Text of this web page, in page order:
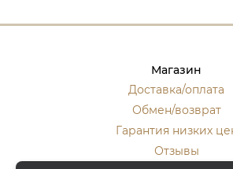
Магазин
Доставка/оплата
Обмен/возврат
Гарантия низких
Отзывы